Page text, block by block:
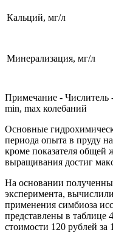
Кальций, мг/л
Минерализация, мг/л
Примечание - Числитель
min, max колебаний
Основные
периода опыта в пруду
кроме показателя общей
выращивания достиг
На основании
эксперимента,
применения симбиоза
представлены в таблице
стоимости 120 рублей за